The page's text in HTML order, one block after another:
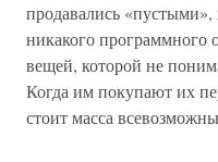
продавались
никакого программного
вещей, которой не
Когда им покупают их
стоит масса